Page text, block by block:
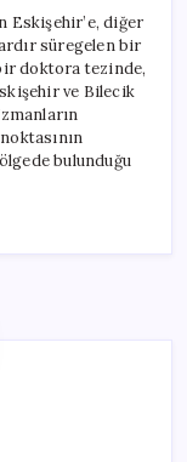
Eskişehir’e, diğer
süregelen bir
doktora tezinde,
ve Bilecik
bulunduğu